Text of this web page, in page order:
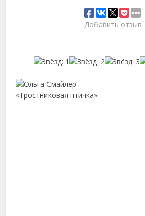
Добавить отзыв